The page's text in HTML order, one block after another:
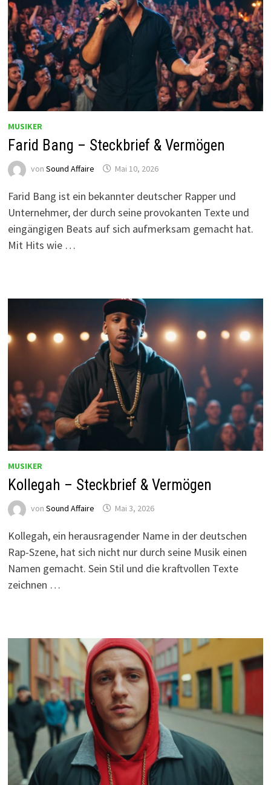
MUSIKER
Farid Bang – Steckbrief & Vermögen
von Sound Affaire Mai 10, 2026
Farid Bang ist ein bekannter deutscher Rapper und
Unternehmer, der durch seine provokanten Texte und
eingängigen Beats auf sich aufmerksam gemacht hat.
Mit Hits wie …
MUSIKER
Kollegah – Steckbrief & Vermögen
von Sound Affaire Mai 3, 2026
Kollegah, ein herausragender Name in der deutschen
Rap-Szene, hat sich nicht nur durch seine Musik einen
Namen gemacht. Sein Stil und die kraftvollen Texte
zeichnen …